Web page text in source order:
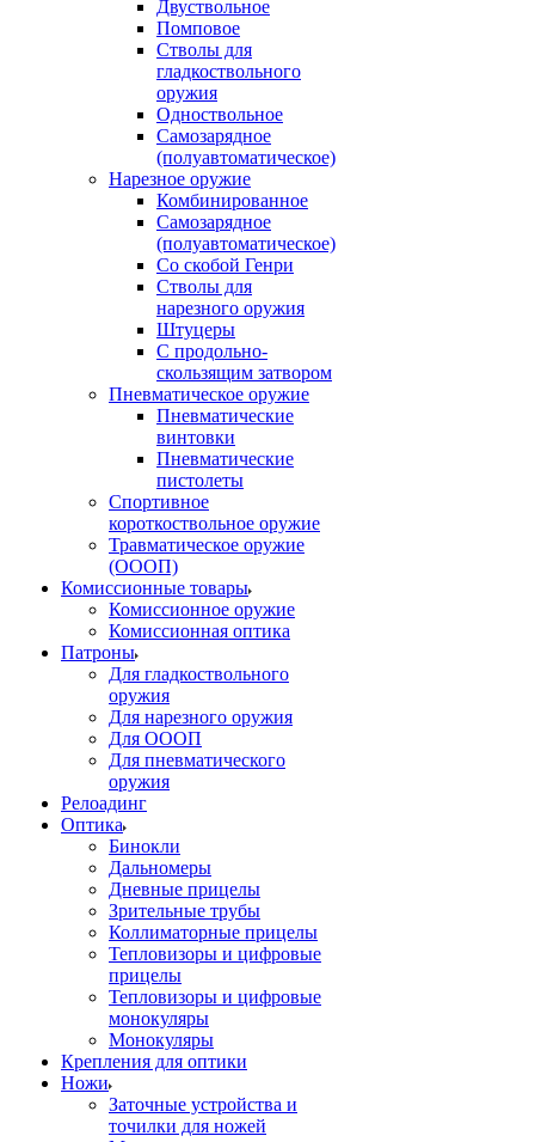
Двуствольное
Помповое
Стволы для
гладкоствольного
оружия
Одноствольное
Самозарядное
(полуавтоматическое)
Нарезное оружие
Комбинированное
Самозарядное
(полуавтоматическое)
Со скобой Генри
Стволы для
нарезного оружия
Штуцеры
С продольно-
скользящим затвором
Пневматическое оружие
Пневматические
винтовки
Пневматические
пистолеты
Спортивное
короткоствольное оружие
Травматическое оружие
(ОООП)
Комиссионные товары
Комиссионное оружие
Комиссионная оптика
Патроны
Для гладкоствольного
оружия
Для нарезного оружия
Для ОООП
Для пневматического
оружия
Релоадинг
Оптика
Бинокли
Дальномеры
Дневные прицелы
Зрительные трубы
Коллиматорные прицелы
Тепловизоры и цифровые
прицелы
Тепловизоры и цифровые
монокуляры
Монокуляры
Крепления для оптики
Ножи
Заточные устройства и
точилки для ножей